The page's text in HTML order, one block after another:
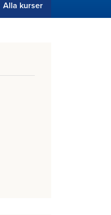
Alla kurser